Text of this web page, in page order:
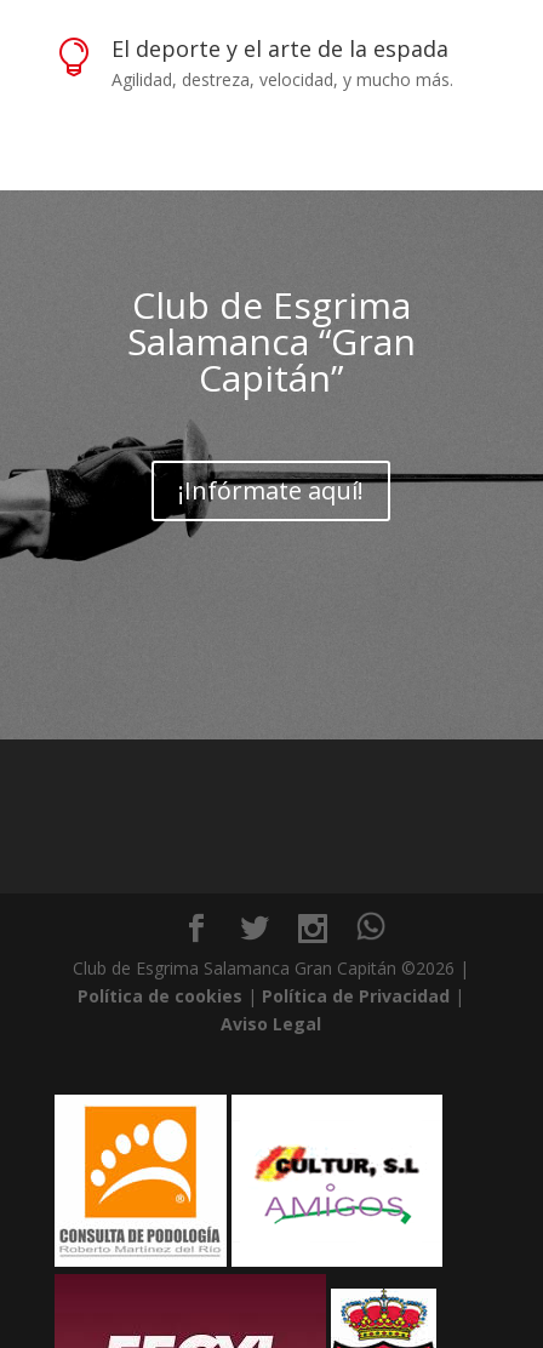
 El deporte y el arte de la espada
Agilidad, destreza, velocidad, y mucho más.
Club de Esgrima
Salamanca “Gran
Capitán”
¡Infórmate aquí!
Club de Esgrima Salamanca Gran Capitán ©2026 |
Política de cookies | Política de Privacidad |
Aviso Legal